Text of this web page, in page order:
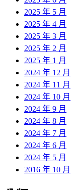
2025 年 5 月
2025 年 4 月
2025 年 3 月
2025 年 2 月
2025 年 1 月
2024 年 12 月
2024 年 11 月
2024 年 10 月
2024 年 9 月
2024 年 8 月
2024 年 7 月
2024 年 6 月
2024 年 5 月
2016 年 10 月